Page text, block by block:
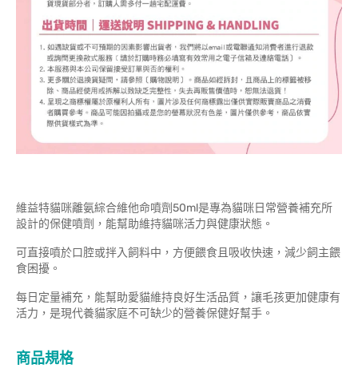
維益特貓咪離氨綜合維他命噴劑50ml是專為貓咪日常營養補充所
設計的保健噴劑，能幫助維持貓咪活力與健康狀態。
可直接噴於口腔或拌入飼料中，方便餵食且吸收快速，減少飼主餵
食困擾。
每日定量補充，能幫助愛貓維持良好生活品質，讓毛孩更加健康有
活力，是現代養貓家庭不可缺少的營養保健好幫手。
商品規格